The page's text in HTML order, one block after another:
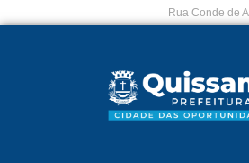
Rua Conde de